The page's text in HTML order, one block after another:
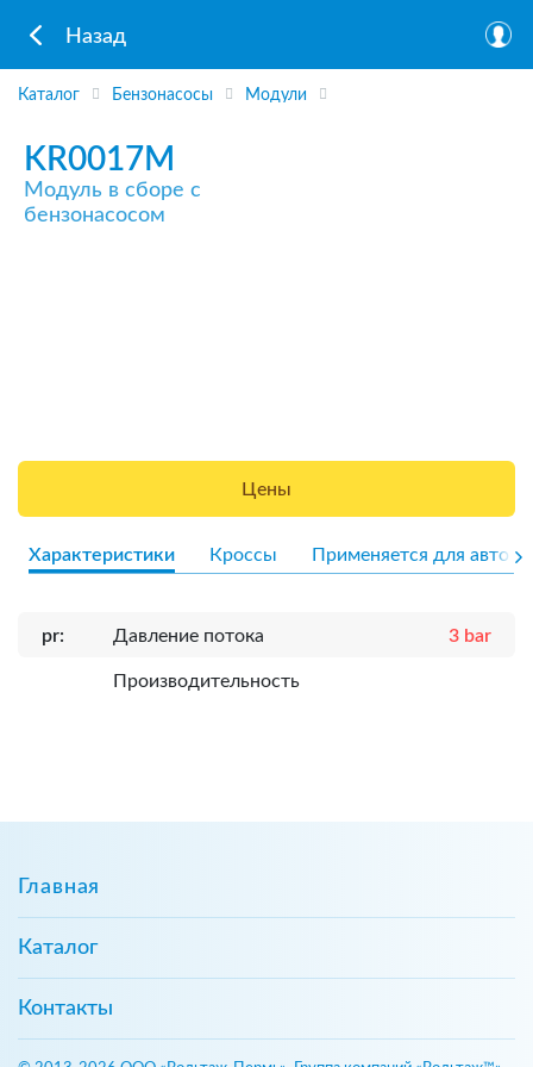
Назад
Каталог Бензонасосы Модули
KR0017M
Модуль в сборе с
бензонасосом
Цены
Характеристики Кроссы Применяется для авто
pr: Давление потока 3 bar
Производительность
Главная
Каталог
Контакты